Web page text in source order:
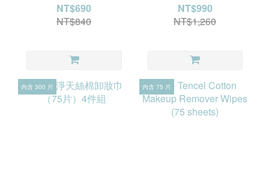
NT$690
NT$840
NT$990
NT$1,260
內含 300 片 內含 75 片